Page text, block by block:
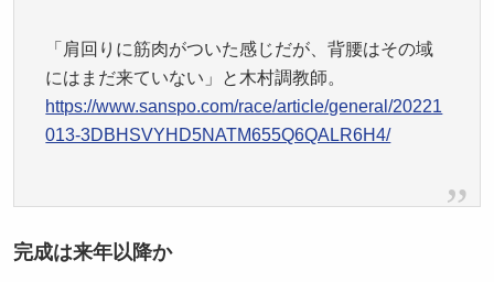
「肩回りに筋肉がついた感じだが、背腰はその域
にはまだ来ていない」と木村調教師。
https://www.sanspo.com/race/article/general/20221
013-3DBHSVYHD5NATM655Q6QALR6H4/
完成は来年以降か